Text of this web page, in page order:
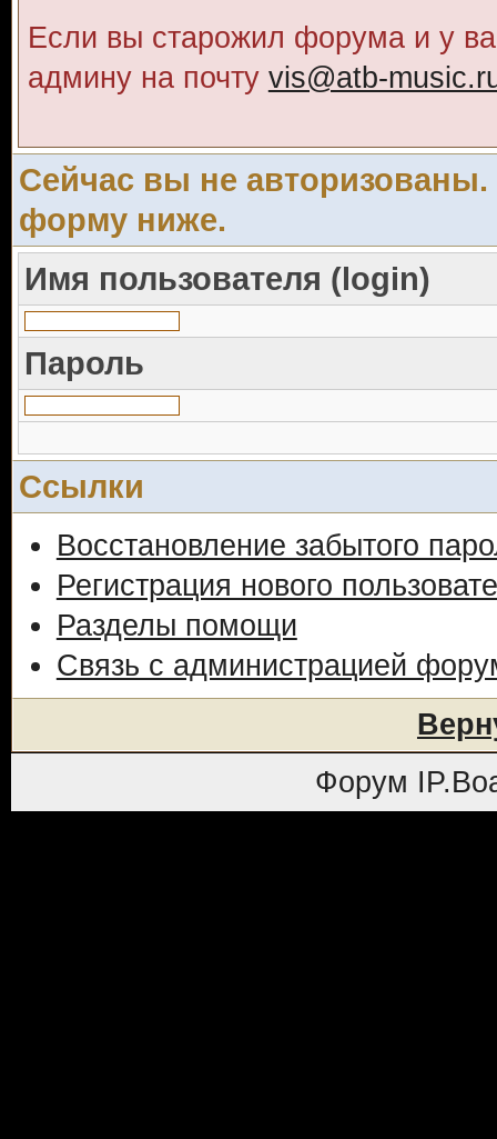
Если вы старожил форума и у
админу на почту vis@atb-
Сейчас вы не авторизованы.
форму ниже.
Имя пользователя (login)
Пароль
Ссылки
Восстановление забытого
Регистрация нового
Разделы помощи
Связь с администрацией
Форум